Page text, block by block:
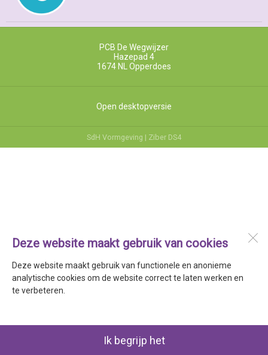
Deze website maakt gebruik van cookies
Deze website maakt gebruik van functionele en anonieme
analytische cookies om de website correct te laten werken en
te verbeteren.
Ik begrijp het
PCB De Wegwijzer
Hazepad 4
1674 NL
Opperdoes
Open desktopversie
SdH Vormgeving | Ziber DS4